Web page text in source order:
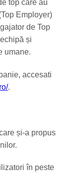
top care au
Employer)
de Top
și
umane.
accesati
.
și-a propus
în peste